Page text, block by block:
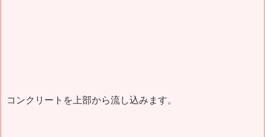
コンクリートを上部から流し込みます。